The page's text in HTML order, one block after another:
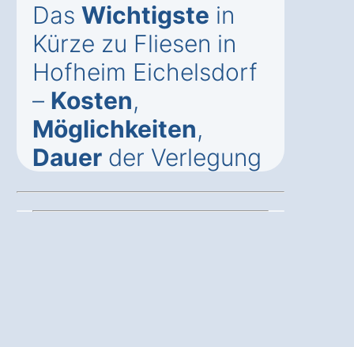
Das Wichtigste in
Kürze zu Fliesen in
Hofheim Eichelsdorf
– Kosten,
Möglichkeiten,
Dauer der Verlegung